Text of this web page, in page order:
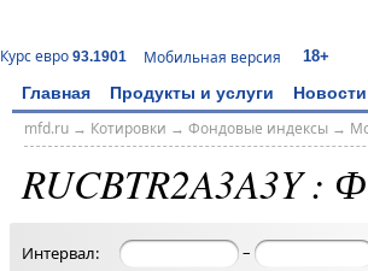
Курс евро 93.1901 Мобильная версия 18+
Главная Продукты и услуги Новости
mfd.ru→ Котировки → Фондовые индексы→
RUCBTR2A3A3Y :
Интервал: –